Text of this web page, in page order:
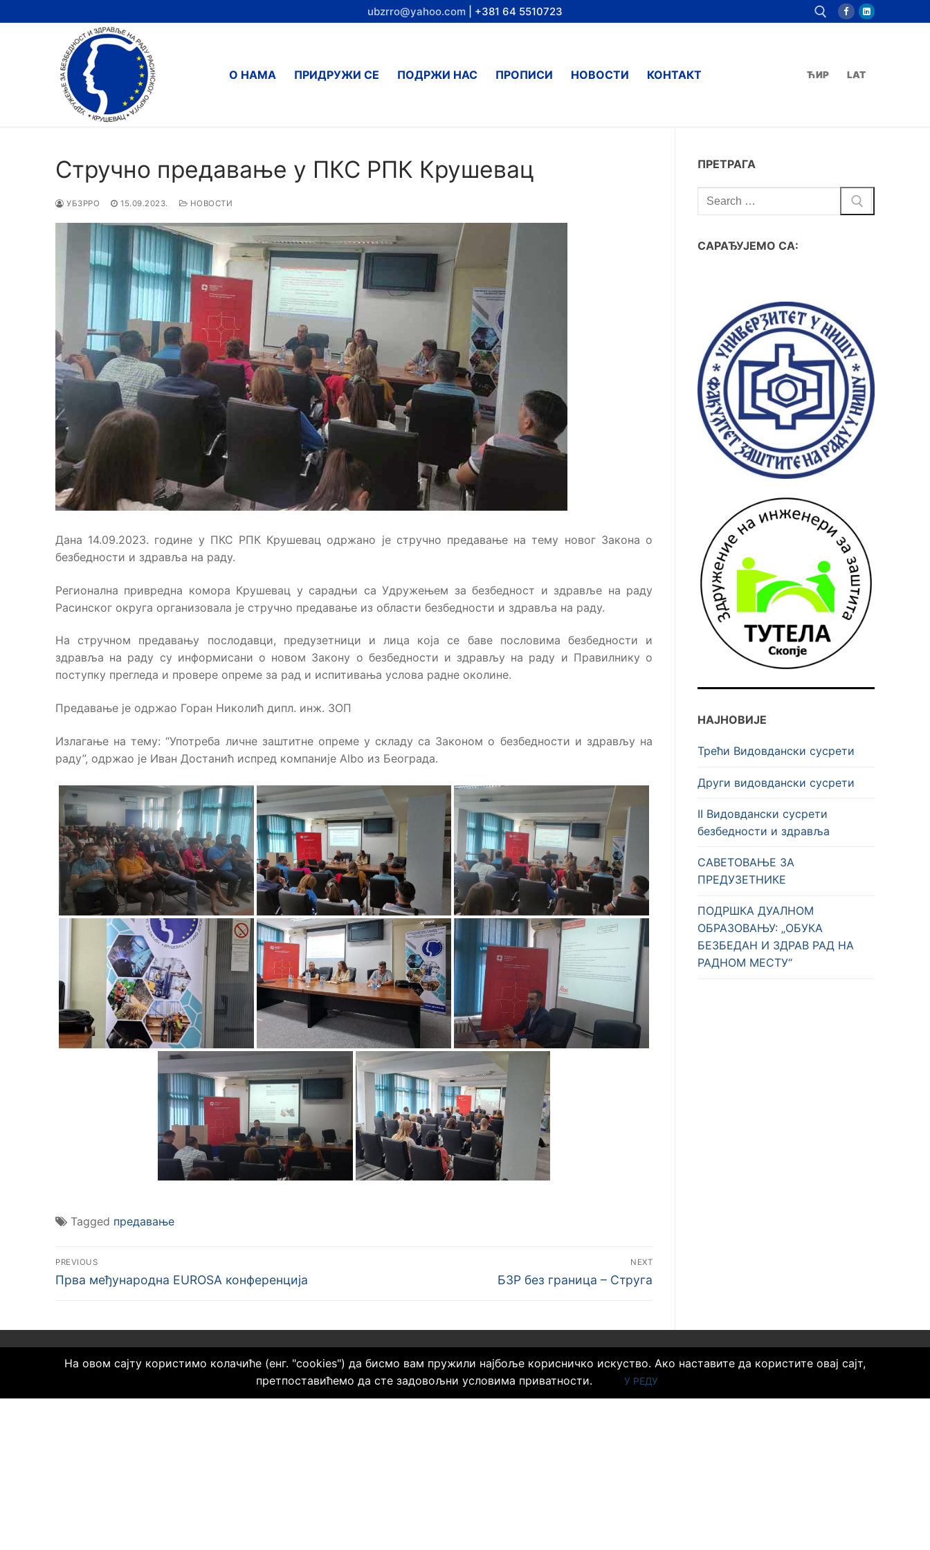
ubzrro@yahoo.com | +381 64 5510723
О НАМА ПРИДРУЖИ СЕ ПОДРЖИ НАС ПРОПИСИ НОВОСТИ КОНТАКТ ЋИР LAT
Стручно предавање у ПКС РПК Крушевац
УБЗРРО 15.09.2023. НОВОСТИ
Дана 14.09.2023. године у ПКС РПК Крушевац одржано је стручно предавање на тему новог Закона о
безбедности и здравља на раду.
Регионална привредна комора Крушевац у сарадњи са Удружењем за безбедност и здравље на раду
Расинског округа организовала је стручно предавање из области безбедности и здравља на раду.
На стручном предавању послодавци, предузетници и лица која се баве пословима безбедности и
здравља на раду су информисани о новом Закону о безбедности и здрављу на раду и Правилнику о
поступку прегледа и провере опреме за рад и испитивања услова радне околине.
Предавање је одржао Горан Николић дипл. инж. ЗОП
Излагање на тему: “Употреба личне заштитне опреме у складу са Законом о безбедности и здрављу на
раду”, одржао је Иван Достанић испред компаније Albo из Београда.
Tagged предавање
PREVIOUS
Прва међународна EUROSA конференција
NEXT
БЗР без граница – Струга
ПРЕТРАГА
САРАЂУЈЕМО СА:
НАЈНОВИЈЕ
Трећи Видовдански сусрети
Други видовдански сусрети
II Видовдански сусрети
безбедности и здравља
САВЕТОВАЊЕ ЗА
ПРЕДУЗЕТНИКЕ
ПОДРШКА ДУАЛНОМ
ОБРАЗОВАЊУ: „ОБУКА
БЕЗБЕДАН И ЗДРАВ РАД НА
РАДНОМ МЕСТУ“
КО СМО И ШТА РАДИМО
Удружење за безбедност и здравље на раду
КОНТАКТ
Удружење за безбедност и здравље на раду
На овом сајту користимо колачиће (енг. "cookies") да бисмо вам пружили најбоље корисничко искуство. Ако наставите да користите овај сајт,
претпоставићемо да сте задовољни условима приватности.
У РЕДУ